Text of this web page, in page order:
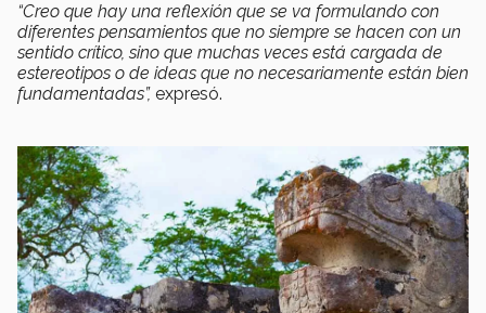
“Creo que hay una reflexión que se va formulando con
diferentes pensamientos que no siempre se hacen con un
sentido crítico, sino que muchas veces está cargada de
estereotipos o de ideas que no necesariamente están bien
fundamentadas”, expresó.